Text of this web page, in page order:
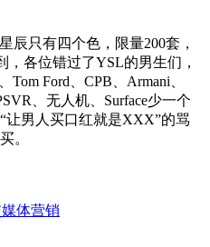
辰只有四个色，限量200套，
，各位错过了YSL的男生们，
Ford、CPB、Armani、
、无人机、Surface少一个
让男人买口红就是XXX”的骂
。
体营销